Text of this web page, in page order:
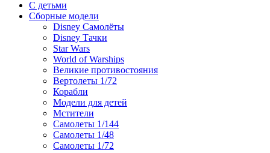
С детьми
Сборные модели
Disney Самолёты
Disney Тачки
Star Wars
World of Warships
Великие противостояния
Вертолеты 1/72
Корабли
Модели для детей
Мстители
Самолеты 1/144
Самолеты 1/48
Самолеты 1/72